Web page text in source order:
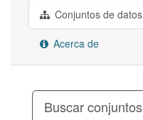
Conjuntos de datos
Acerca de